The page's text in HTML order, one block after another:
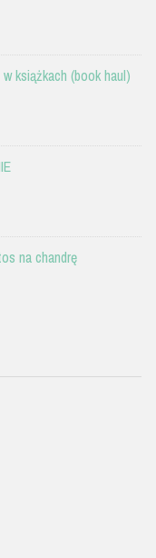
książkach (book haul)
na chandrę